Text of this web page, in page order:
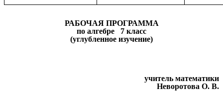
РАБОЧАЯ ПРОГРАММА
по алгебре 7 класс
(углубленное изучение)
учитель математики
Неворотова О. В.